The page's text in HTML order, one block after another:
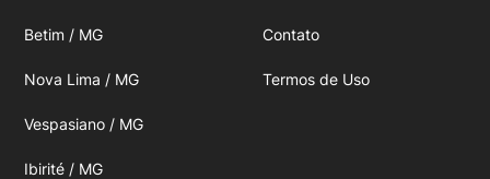
Betim / MG
Nova Lima / MG
Vespasiano / MG
Ibirité / MG
Contato
Termos de Uso